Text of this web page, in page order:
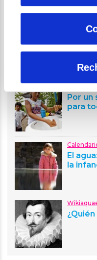
X
CONTENIDO
Por un
para
El
la